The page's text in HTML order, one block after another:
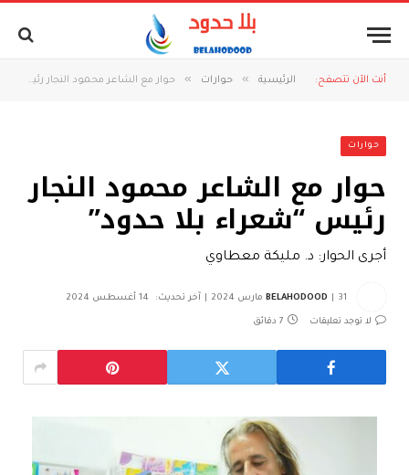
أنت الآن تتصفح: الرئيسية » حوارات » حوار مع الشاعر محمود النجار رئيس “شعراء بلا حدود”
حوارات
حوار مع الشاعر محمود النجار
رئيس “شعراء بلا حدود”
أجرى الحوار: د. مليكة معطاوي
BELAHODOOD 31 مارس 2024 آخر تحديث: 14 أغسطس 2024
لا توجد تعليقات 7 دقائق